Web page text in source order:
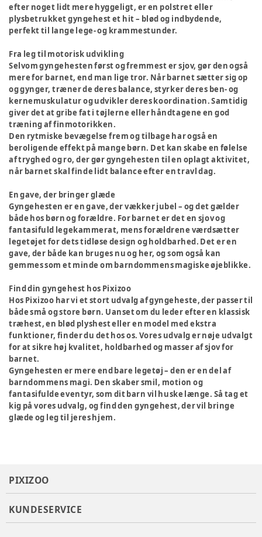
efter noget lidt mere hyggeligt, er en polstret eller
plysbetrukket gyngehest et hit – blød og indbydende,
perfekt til lange lege- og krammestunder.
Fra leg til motorisk udvikling
Selvom gyngehesten først og fremmest er sjov, gør den også
mere for barnet, end man lige tror. Når barnet sætter sig op
og gynger, træner de deres balance, styrker deres ben- og
kernemuskulatur og udvikler deres koordination. Samtidig
giver det at gribe fat i tøjlerne eller håndtagene en god
træning af finmotorikken.
Den rytmiske bevægelse frem og tilbage har også en
beroligende effekt på mange børn. Det kan skabe en følelse
af tryghed og ro, der gør gyngehesten til en oplagt aktivitet,
når barnet skal finde lidt balance efter en travl dag.
En gave, der bringer glæde
Gyngehesten er en gave, der vækker jubel – og det gælder
både hos børn og forældre. For barnet er det en sjov og
fantasifuld legekammerat, mens forældrene værdsætter
legetøjet for dets tidløse design og holdbarhed. Det er en
gave, der både kan bruges nu og her, og som også kan
gemmes som et minde om barndommens magiske øjeblikke.
Find din gyngehest hos Pixizoo
Hos Pixizoo har vi et stort udvalg af gyngeheste, der passer til
både små og store børn. Uanset om du leder efter en klassisk
træhest, en blød plyshest eller en model med ekstra
funktioner, finder du det hos os. Vores udvalg er nøje udvalgt
for at sikre høj kvalitet, holdbarhed og masser af sjov for
barnet.
Gyngehesten er mere end bare legetøj – den er en del af
barndommens magi. Den skaber smil, motion og
fantasifulde eventyr, som dit barn vil huske længe. Så tag et
kig på vores udvalg, og find den gyngehest, der vil bringe
glæde og leg til jeres hjem.
PIXIZOO
KUNDESERVICE